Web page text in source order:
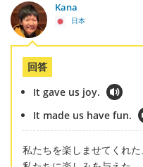
Kana
日本
回答
It gave us joy.
It made us have fun.
私たちを楽しませてくれ